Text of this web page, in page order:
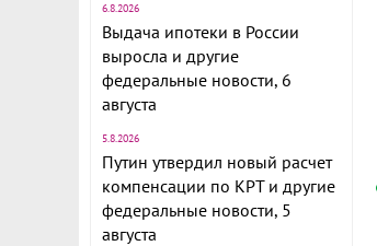
6.8.2026
Выдача ипотеки в России
выросла и другие
федеральные новости, 6
августа
5.8.2026
Путин утвердил новый расчет
компенсации по КРТ и другие
федеральные новости, 5
августа